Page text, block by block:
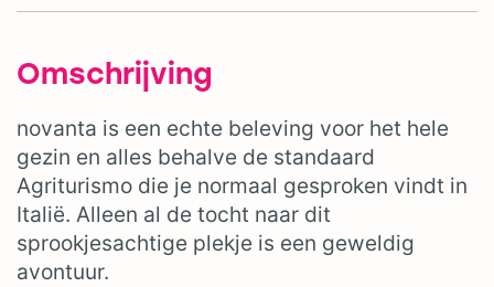
Omschrijving
novanta is een echte beleving voor het hele
gezin en alles behalve de standaard
Agriturismo die je normaal gesproken vindt in
Italië. Alleen al de tocht naar dit
sprookjesachtige plekje is een geweldig
avontuur.